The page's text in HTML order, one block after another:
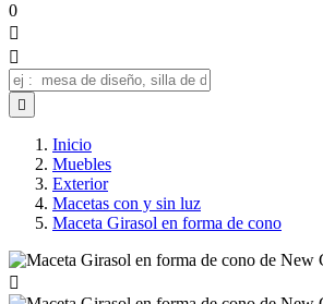
0



Inicio
Muebles
Exterior
Macetas con y sin luz
Maceta Girasol en forma de cono
